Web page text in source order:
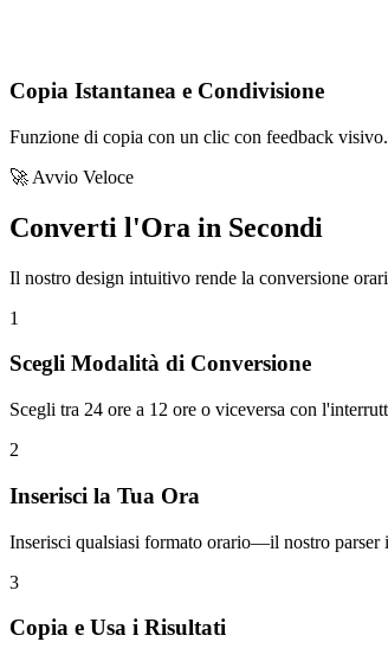
Copia Istantanea e Condivisione
Funzione di copia con un clic con feedback
🚀 Avvio Veloce
Converti l'Ora in Secondi
Il nostro design intuitivo rende la conversione
1
Scegli Modalità di Conversione
Scegli tra 24 ore a 12 ore o viceversa con
2
Inserisci la Tua Ora
Inserisci qualsiasi formato orario—il nostro parser
3
Copia e Usa i Risultati